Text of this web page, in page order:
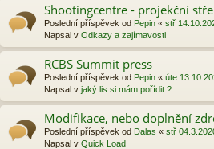
Shootingcentre - projekční
Poslední příspěvek od Pepin « stř
Napsal v Odkazy a zajímavosti
RCBS Summit press
Poslední příspěvek od Pepin « úte
Napsal v jaký lis si mám pořídit ?
Modifikace, nebo doplnění
Poslední příspěvek od Dalas « stř
Napsal v Quick Load